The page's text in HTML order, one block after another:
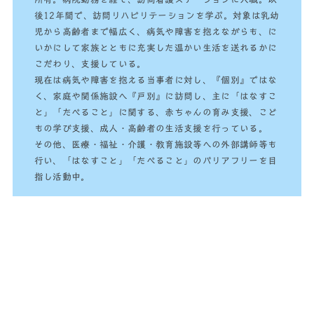
後12年間で、訪問リハビリテーションを学ぶ。対象は乳幼
児から高齢者まで幅広く、病気や障害を抱えながらも、に
いかにして家族とともに充実した温かい生活を送れるかに
こだわり、支援している。
現在は病気や障害を抱える当事者に対し、『個別』ではな
く、家庭や関係施設へ『戸別』に訪問し、主に「はなすこ
と」「たべること」に関する、赤ちゃんの育み支援、こど
もの学び支援、成人・高齢者の生活支援を行っている。
その他、医療・福祉・介護・教育施設等への外部講師等も
行い、「はなすこと」「たべること」のバリアフリーを目
指し活動中。